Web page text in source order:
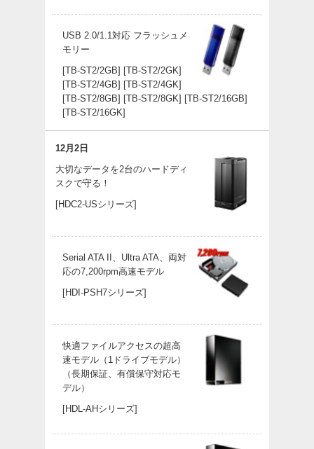
USB 2.0/1.1対応 フラッシュメ
モリー
[TB-ST2/2GB] [TB-ST2/2GK]
[TB-ST2/4GB] [TB-ST2/4GK]
[TB-ST2/8GB] [TB-ST2/8GK] [TB-ST2/16GB]
[TB-ST2/16GK]
12月2日
大切なデータを2台のハードディ
スクで守る！
[HDC2-USシリーズ]
Serial ATA II、Ultra ATA、両対
応の7,200rpm高速モデル
[HDI-PSH7シリーズ]
快適ファイルアクセスの超高
速モデル（1ドライブモデル）
（長期保証、有償保守対応モ
デル）
[HDL-AHシリーズ]